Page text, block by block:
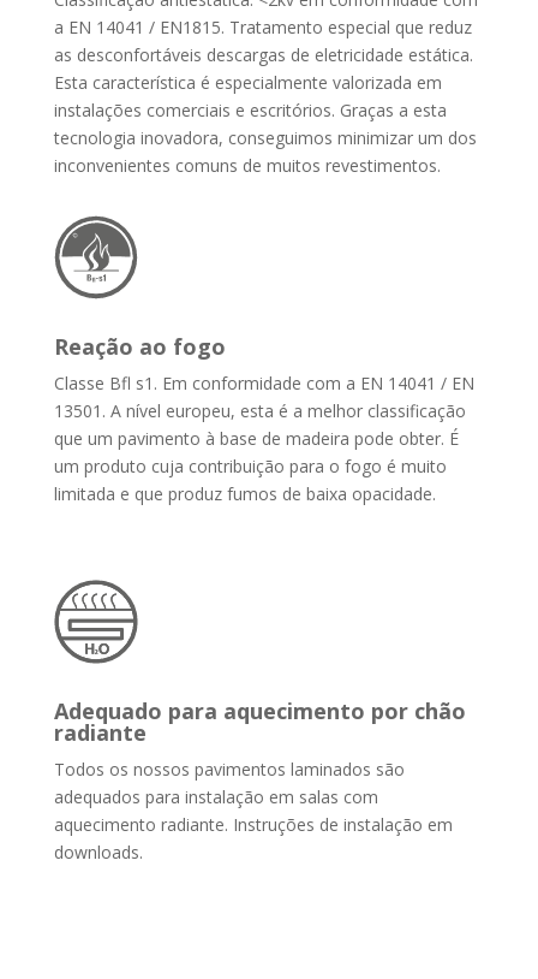
a EN 14041 / EN1815. Tratamento especial que reduz
as desconfortáveis descargas de eletricidade estática.
Esta característica é especialmente valorizada em
instalações comerciais e escritórios. Graças a esta
tecnologia inovadora, conseguimos minimizar um dos
inconvenientes comuns de muitos revestimentos.
Reação ao fogo
Classe Bfl s1. Em conformidade com a EN 14041 / EN
13501. A nível europeu, esta é a melhor classificação
que um pavimento à base de madeira pode obter. É
um produto cuja contribuição para o fogo é muito
limitada e que produz fumos de baixa opacidade.
Adequado para aquecimento por chão
radiante
Todos os nossos pavimentos laminados são
adequados para instalação em salas com
aquecimento radiante. Instruções de instalação em
downloads.